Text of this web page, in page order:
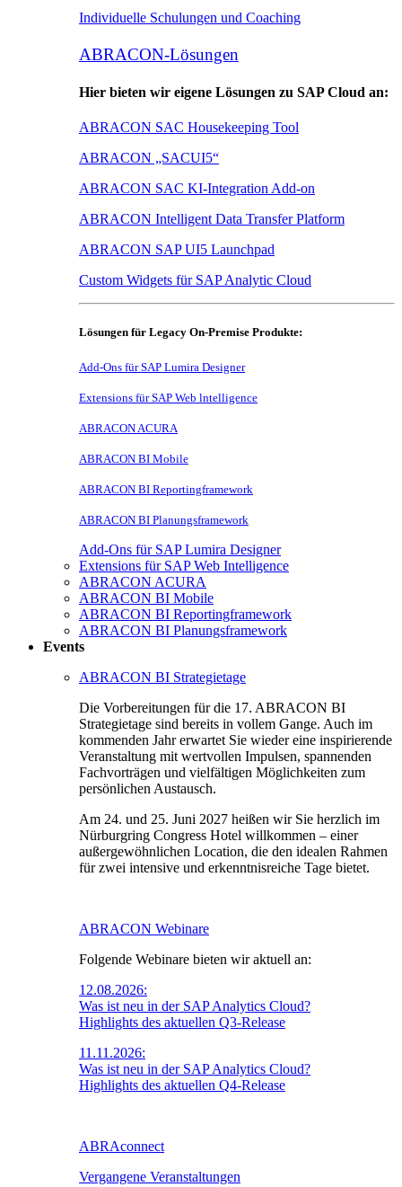
Individuelle Schulungen und Coaching
ABRACON-Lösungen
Hier bieten wir eigene Lösungen zu SAP Cloud an:
ABRACON SAC Housekeeping Tool
ABRACON „SACUI5“
ABRACON SAC KI-Integration Add-on
ABRACON Intelligent Data Transfer Platform
ABRACON SAP UI5 Launchpad
Custom Widgets für SAP Analytic Cloud
Lösungen für Legacy On-Premise Produkte:
Add-Ons für SAP Lumira Designer
Extensions für SAP Web lntelligence
ABRACON ACURA
ABRACON BI Mobile
ABRACON BI Reportingframework
ABRACON BI Planungsframework
Add-Ons für SAP Lumira Designer
Extensions für SAP Web Intelligence
ABRACON ACURA
ABRACON BI Mobile
ABRACON BI Reportingframework
ABRACON BI Planungsframework
Events
ABRACON BI Strategietage
Die Vorbereitungen für die 17. ABRACON BI
Strategietage sind bereits in vollem Gange. Auch im
kommenden Jahr erwartet Sie wieder eine inspirierende
Veranstaltung mit wertvollen Impulsen, spannenden
Fachvorträgen und vielfältigen Möglichkeiten zum
persönlichen Austausch.
Am 24. und 25. Juni 2027 heißen wir Sie herzlich im
Nürburgring Congress Hotel willkommen – einer
außergewöhnlichen Location, die den idealen Rahmen
für zwei intensive und erkenntnisreiche Tage bietet.
ABRACON Webinare
Folgende Webinare bieten wir aktuell an:
12.08.2026:
Was ist neu in der SAP Analytics Cloud?
Highlights des aktuellen Q3-Release
11.11.2026:
Was ist neu in der SAP Analytics Cloud?
Highlights des aktuellen Q4-Release
ABRAconnect
Vergangene Veranstaltungen